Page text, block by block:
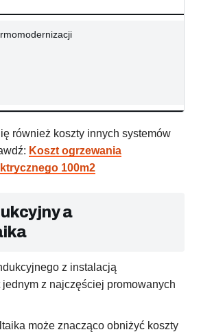
również koszty innych systemów
Koszt ogrzewania
100m2
a
z instalacją
z najczęściej promowanych
może znacząco obniżyć koszty